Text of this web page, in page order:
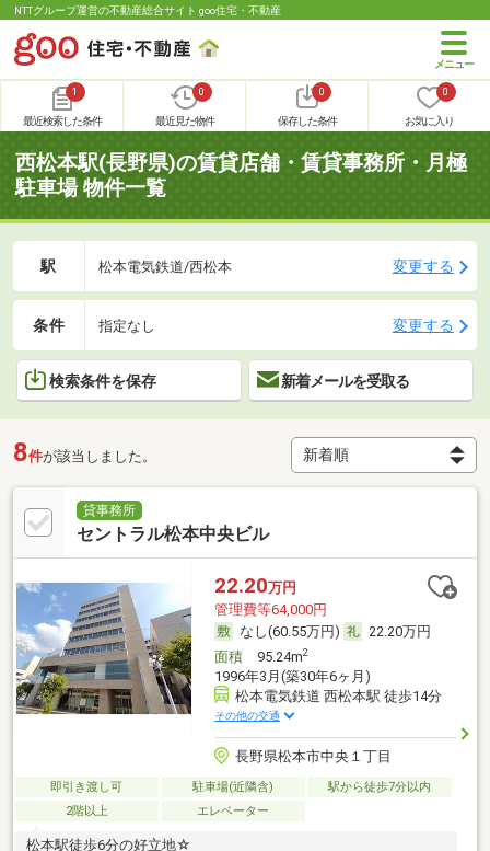
NTTグループ運営の不動産総合サイト goo住宅・不動産
1
最近検索した条件
0
最近見た物件
0
保存した条件
0
お気に入り
西松本駅(長野県)の賃貸店舗・賃貸事務所・月極
駐車場 物件一覧
駅 松本電気鉄道/西松本 変更する
条件 指定なし 変更する
検索条件を保存 新着メールを受取る
8件が該当しました。
貸事務所
セントラル松本中央ビル
22.20万円
管理費等64,000円
なし(60.55万円)
22.20万円
面積95.24m2
1996年3月(築30年6ヶ月)
松本電気鉄道 西松本駅 徒歩14分
その他の交通
長野県松本市中央１丁目
即引き渡し可 駐車場(近隣含)
駅から徒歩7分以内
2階以上
エレベーター
松本駅徒歩6分の好立地☆